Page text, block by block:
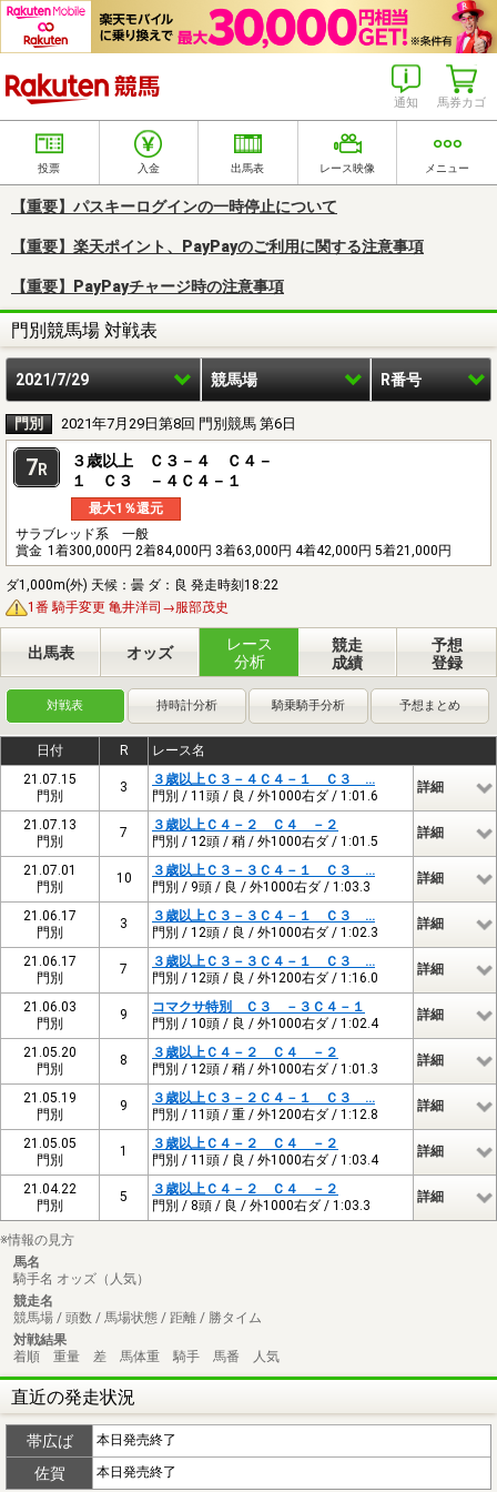
馬券カゴ
通知
投票 入金 出馬表 レース映像 メニュー
【重要】パスキーログインの一時停止について
【重要】楽天ポイント、PayPayのご利用に関する注意事項
【重要】PayPayチャージ時の注意事項
門別競馬場 対戦表
2021/7/29 競馬場 R番号
門別 2021年7月29日第8回 門別競馬 第6日
7R
３歳以上 Ｃ３－４ Ｃ４－
１ Ｃ３ －４Ｃ４－１
最大1％還元
サラブレッド系 一般
賞金 1着300,000円 2着84,000円 3着63,000円 4着42,000円 5着21,000円
ダ1,000m(外) 天候：曇 ダ：良 発走時刻18:22
1番 騎手変更 亀井洋司→服部茂史
出馬表 オッズ
レース
分析
競走
成績
予想
登録
対戦表 持時計分析 騎乗騎手分析 予想まとめ
日付 R
レース名
21.07.15
門別
3
３歳以上Ｃ３－４Ｃ４－１ Ｃ３ …
門別 / 11頭 / 良 / 外1000右ダ / 1:01.6
詳細
21.07.13
門別
7
３歳以上Ｃ４－２ Ｃ４ －２
門別 / 12頭 / 稍 / 外1000右ダ / 1:01.5
詳細
21.07.01
門別
10
３歳以上Ｃ３－３Ｃ４－１ Ｃ３ …
門別 / 9頭 / 良 / 外1000右ダ / 1:03.3
詳細
21.06.17
門別
3
３歳以上Ｃ３－３Ｃ４－１ Ｃ３ …
門別 / 12頭 / 良 / 外1000右ダ / 1:02.3
詳細
21.06.17
門別
7
３歳以上Ｃ３－３Ｃ４－１ Ｃ３ …
門別 / 12頭 / 良 / 外1200右ダ / 1:16.0
詳細
21.06.03
門別
9
コマクサ特別 Ｃ３ －３Ｃ４－１
門別 / 10頭 / 良 / 外1000右ダ / 1:02.4
詳細
21.05.20
門別
8
３歳以上Ｃ４－２ Ｃ４ －２
門別 / 12頭 / 稍 / 外1000右ダ / 1:01.3
詳細
21.05.19
門別
9
３歳以上Ｃ３－２Ｃ４－１ Ｃ３ …
門別 / 11頭 / 重 / 外1200右ダ / 1:12.8
詳細
21.05.05
門別
1
３歳以上Ｃ４－２ Ｃ４ －２
門別 / 11頭 / 良 / 外1000右ダ / 1:03.4
詳細
21.04.22
門別
5
３歳以上Ｃ４－２ Ｃ４ －２
門別 / 8頭 / 良 / 外1000右ダ / 1:03.3
詳細
※情報の見方
馬名
騎手名 オッズ（人気）
競走名
競馬場 / 頭数 / 馬場状態 / 距離 / 勝タイム
対戦結果
着順 重量 差 馬体重 騎手 馬番 人気
直近の発走状況
帯広ば 本日発売終了
佐賀 本日発売終了